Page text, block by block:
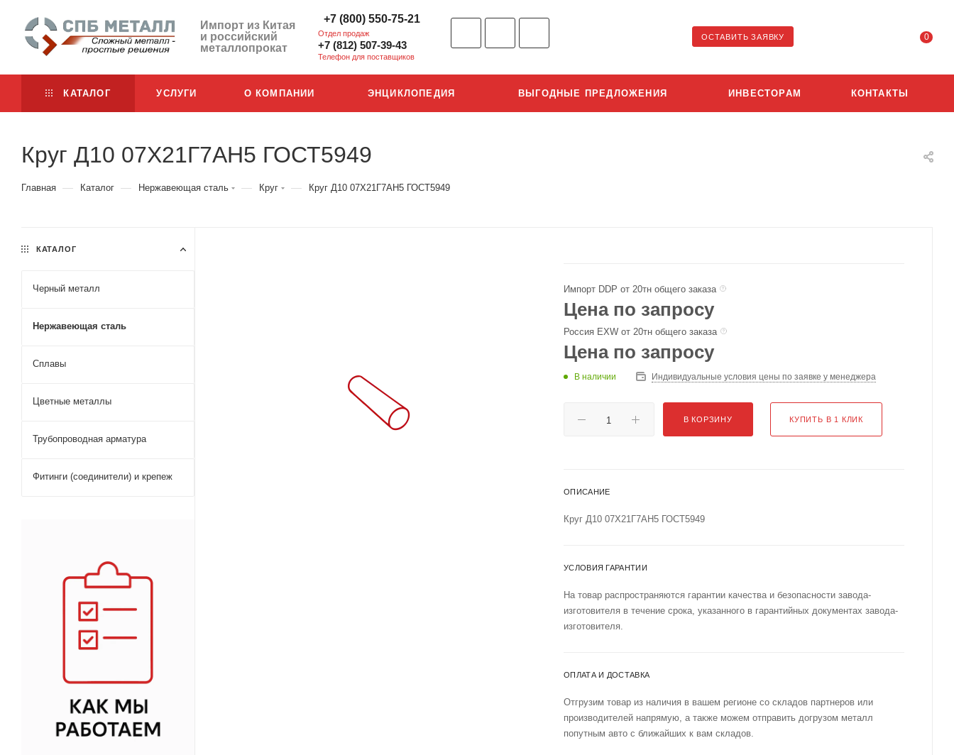
Импорт из Китая
и российский
металлопрокат
+7 (800) 550-75-21
Отдел продаж
+7 (812) 507-39-43
Телефон для поставщиков
ОСТАВИТЬ ЗАЯВКУ 0
КАТАЛОГ УСЛУГИ О КОМПАНИИ ЭНЦИКЛОПЕДИЯ ВЫГОДНЫЕ ПРЕДЛОЖЕНИЯ ИНВЕСТОРАМ КОНТАКТЫ
Круг Д10 07Х21Г7АН5 ГОСТ5949
Главная — Каталог — Нержавеющая сталь — Круг — Круг Д10 07Х21Г7АН5 ГОСТ5949
Импорт DDP от 20тн общего заказа
Цена по запросу
Россия EXW от 20тн общего заказа
Цена по запросу
В наличии Индивидуальные условия цены по заявке у менеджера
В КОРЗИНУ КУПИТЬ В 1 КЛИК
ОПИСАНИЕ
Круг Д10 07Х21Г7АН5 ГОСТ5949
УСЛОВИЯ ГАРАНТИИ
На товар распространяются гарантии качества и безопасности завода-
изготовителя в течение срока, указанного в гарантийных документах завода-
изготовителя.
ОПЛАТА И ДОСТАВКА
Отгрузим товар из наличия в вашем регионе со складов партнеров или
производителей напрямую, а также можем отправить догрузом металл
попутным авто с ближайших к вам складов.
КАТАЛОГ
Черный металл
Нержавеющая сталь
Сплавы
Цветные металлы
Трубопроводная арматура
Фитинги (соединители) и крепеж